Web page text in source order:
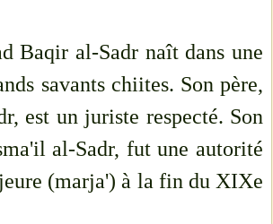
Baqir al-Sadr naît dans une
savants chiites. Son père,
est un juriste respecté. Son
al-Sadr, fut une autorité
(marja') à la fin du XIXe